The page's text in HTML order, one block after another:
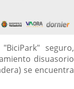
seguro,
disuasorio
se encuentra